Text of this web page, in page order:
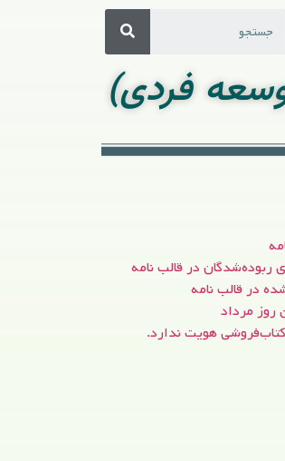
فردی)
ربوده‌شدگان در قالب نامه
در قالب نامه
روز مرداد
هویت ندارد.